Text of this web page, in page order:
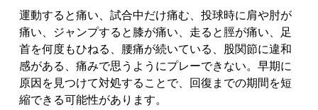
運動すると痛い、試合中だけ痛む、投球時に肩や肘が
痛い、ジャンプすると膝が痛い、走ると脛が痛い、足
首を何度もひねる、腰痛が続いている、股関節に違和
感がある、痛みで思うようにプレーできない。早期に
原因を見つけて対処することで、回復までの期間を短
縮できる可能性があります。